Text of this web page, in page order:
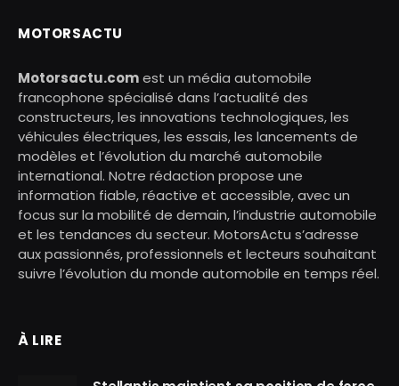
MOTORSACTU
Motorsactu.comest un média automobile
francophone spécialisé dans l’actualité des
constructeurs, les innovations technologiques, les
véhicules électriques, les essais, les lancements de
modèles et l’évolution du marché automobile
international. Notre rédaction propose une
information fiable, réactive et accessible, avec un
focus sur la mobilité de demain, l’industrie automobile
et les tendances du secteur. MotorsActu s’adresse
aux passionnés, professionnels et lecteurs souhaitant
suivre l’évolution du monde automobile en temps réel.
À LIRE